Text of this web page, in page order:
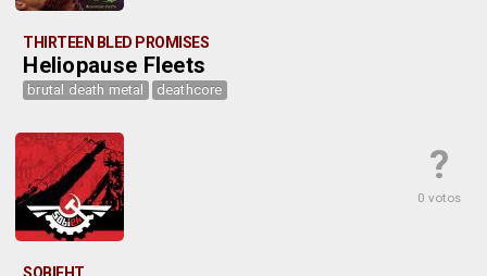
THIRTEEN BLED PROMISES
Heliopause Fleets
brutal death metal deathcore
?
0 votos